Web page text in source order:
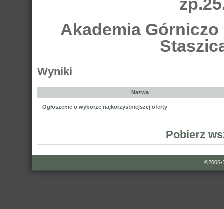
Akademia Górniczo
Wyniki
Nazwa
Ogłoszenie o wyborze najkorzystniejszej oferty
Pobierz
©2006-